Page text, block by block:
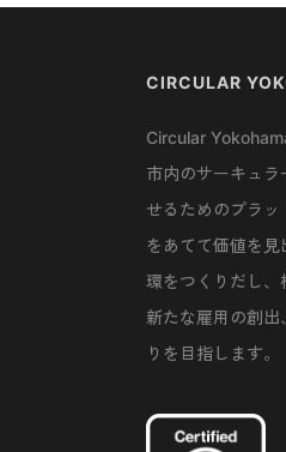
CIRCULAR
Circular
市内のサーキュ
せるためのプラ
をあてて価値を
環をつくりだし、
新たな雇用の創出
りを目指します。